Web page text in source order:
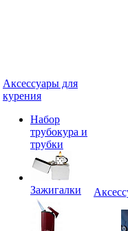
Аксессуары для
курения
Набор
трубокура и
трубки
Зажигалки